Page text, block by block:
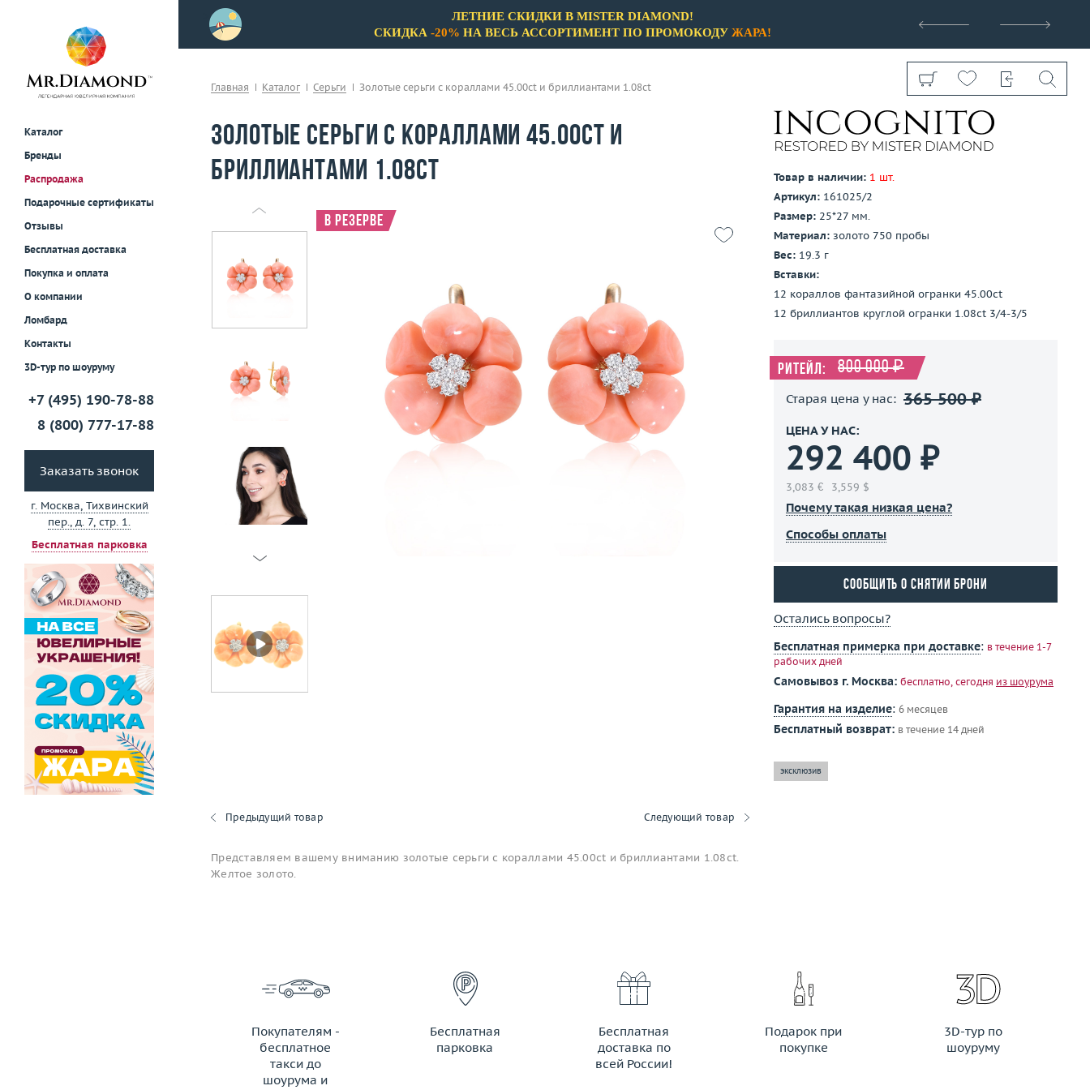
Каталог
Бренды
Распродажа
Подарочные сертификаты
Отзывы
Бесплатная доставка
Покупка и оплата
О компании
Ломбард
Контакты
3D-тур по шоуруму
+7 (495) 190-78-88
8 (800) 777-17-88
Заказать звонок
г. Москва, Тихвинский
пер., д. 7, стр. 1.
Бесплатная парковка
примерки!
ЛЕТНИЕ СКИДКИ В MISTER DIAMOND!
СКИДКА -20% НА ВЕСЬ АССОРТИМЕНТ ПО ПРОМОКОДУ ЖАРА!
Показать все
Главная Каталог Серьги Золотые серьги с кораллами 45.00ct и бриллиантами 1.08ct
Золотые серьги с кораллами 45.00ct и
бриллиантами 1.08ct
В резерве
Предыдущий товар Следующий товар
Представляем вашему вниманию золотые серьги с кораллами 45.00ct и бриллиантами 1.08ct.
Желтое золото.
Товар в наличии: 1 шт.
Артикул: 161025/2
Размер: 25*27 мм.
Материал: золото 750 пробы
Вес: 19.3 г
Вставки:
12 кораллов фантазийной огранки 45.00ct
12 бриллиантов круглой огранки 1.08ct 3/4-3/5
Ритейл: 800 000 ₽
Старая цена у нас: 365 500 ₽
ЦЕНА У НАС:
292 400 ₽
3,083 € 3,559 $
Почему такая низкая цена?
Способы оплаты
Сообщить о снятии брони
Остались вопросы?
Бесплатная примерка при доставке: в течение 1-7
рабочих дней
Самовывоз г. Москва: бесплатно, сегодня из шоурума
Гарантия на изделие: 6 месяцев
Бесплатный возврат: в течение 14 дней
эксклюзив
Покупателям -
бесплатное
такси до
шоурума и
Бесплатная
парковка
Бесплатная
доставка по
всей России!
Подарок при
покупке
3D-тур по
шоуруму